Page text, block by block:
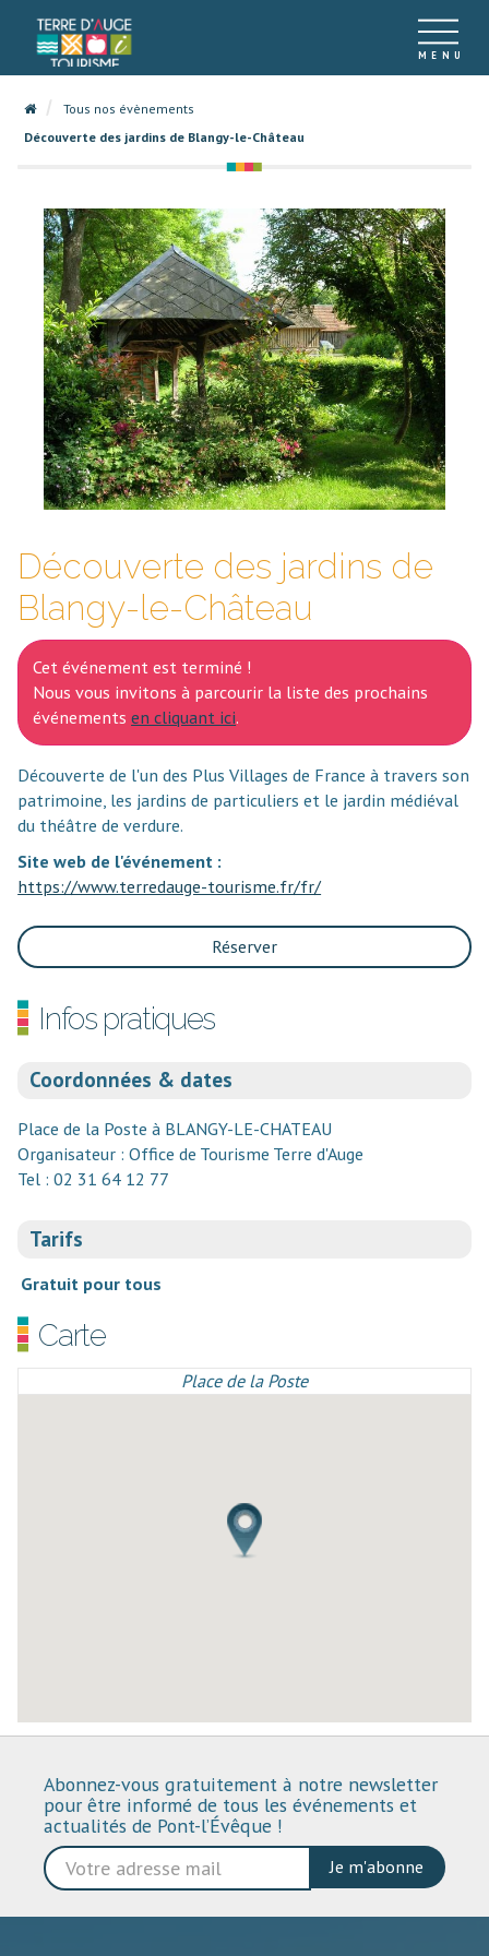
Tous nos évènements
Découverte des jardins de Blangy-le-Château
Découverte des jardins de
Blangy-le-Château
Cet événement est terminé !
Nous vous invitons à parcourir la liste des prochains
événementsen cliquant ici.
Découverte de l'un des Plus Villages de France à travers son
patrimoine, les jardins de particuliers et le jardin médiéval
du théâtre de verdure.
Site web de l'événement :
https://www.terredauge-tourisme.fr/fr/
Réserver
Infos pratiques
Coordonnées & dates
Place de la Poste à BLANGY-LE-CHATEAU
Organisateur : Office de Tourisme Terre d'Auge
Tel : 02 31 64 12 77
Tarifs
Gratuit pour tous
Carte
Place de la Poste
Abonnez-vous gratuitement à notre newsletter
pour être informé de tous les événements et
actualités de Pont-l’Évêque !
Je m'abonne